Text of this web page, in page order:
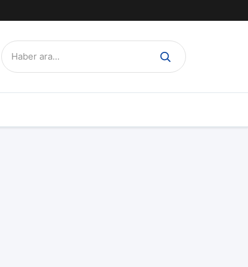
Ara: